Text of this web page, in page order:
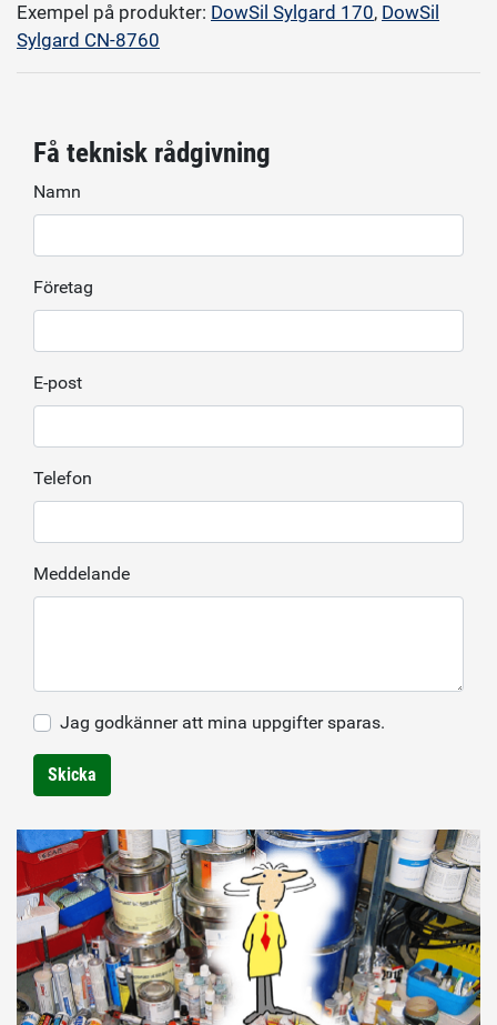
Exempel på produkter: DowSil Sylgard 170, DowSil
Sylgard CN-8760
Få teknisk rådgivning
Namn
Företag
E-post
Telefon
Meddelande
Jag godkänner att mina uppgifter sparas.
Skicka